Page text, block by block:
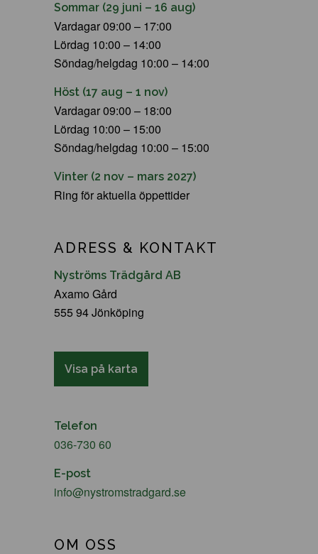
Sommar (29 juni – 16 aug)
Vardagar 09:00 – 17:00
Lördag 10:00 – 14:00
Söndag/helgdag 10:00 – 14:00
Höst (17 aug – 1 nov)
Vardagar 09:00 – 18:00
Lördag 10:00 – 15:00
Söndag/helgdag 10:00 – 15:00
Vinter (2 nov – mars 2027)
Ring för aktuella öppettider
ADRESS & KONTAKT
Nyströms Trädgård AB
Axamo Gård
555 94 Jönköping
Visa på karta
Telefon
036-730 60
E-post
info@nystromstradgard.se
OM OSS